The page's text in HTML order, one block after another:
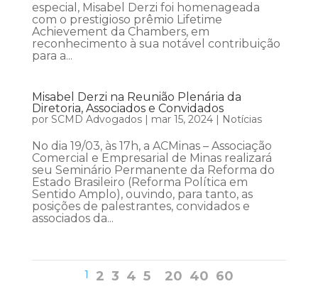
especial, Misabel Derzi foi homenageada
com o prestigioso prêmio Lifetime
Achievement da Chambers, em
reconhecimento à sua notável contribuição
para a...
Misabel Derzi na Reunião Plenária da
Diretoria, Associados e Convidados
por SCMD Advogados| mar 15, 2024| Notícias
No dia 19/03, às 17h, a ACMinas – Associação
Comercial e Empresarial de Minas realizará
seu Seminário Permanente da Reforma do
Estado Brasileiro (Reforma Política em
Sentido Amplo), ouvindo, para tanto, as
posições de palestrantes, convidados e
associados da...
1 2 3 4 5 20 40 60